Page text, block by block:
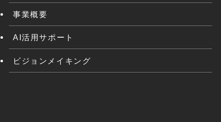
事業概要
AI活用サポート
ビジョンメイキング